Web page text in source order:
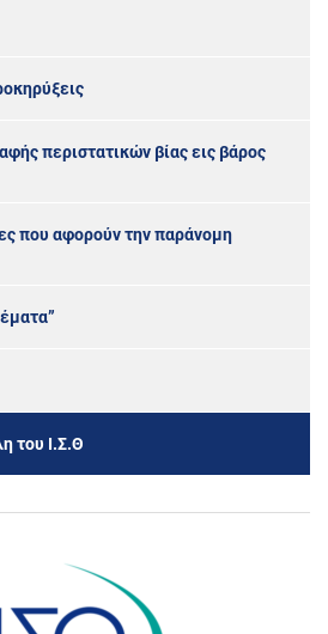
περιστατικών βίας εις βάρος
που αφορούν την παράνομη
του Ι.Σ.Θ